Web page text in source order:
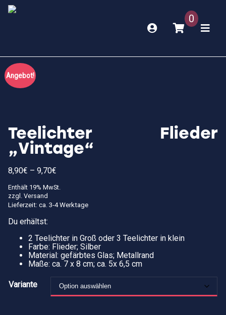
0
Angebot!
Teelichter Flieder
„Vintage“
8,90€ – 9,70€
bis
Enthält 19% MwSt.
zzgl. Versand
Lieferzeit: ca. 3-4 Werktage
Du erhältst:
2 Teelichter in Groß oder 3 Teelichter in klein
Farbe: Flieder; Silber
Material: gefärbtes Glas; Metallrand
Maße: ca. 7 x 8 cm; ca. 5x 6,5 cm
Variante